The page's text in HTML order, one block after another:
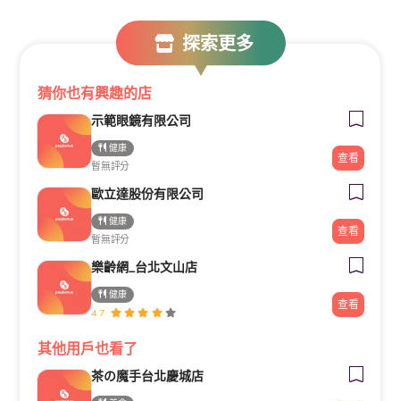
探索更多
猜你也有興趣的店
示範眼鏡有限公司
健康
暫無評分
查看
歐立達股份有限公司
健康
暫無評分
查看
樂齡網_台北文山店
健康
4.7
查看
其他用戶也看了
茶の魔手台北慶城店